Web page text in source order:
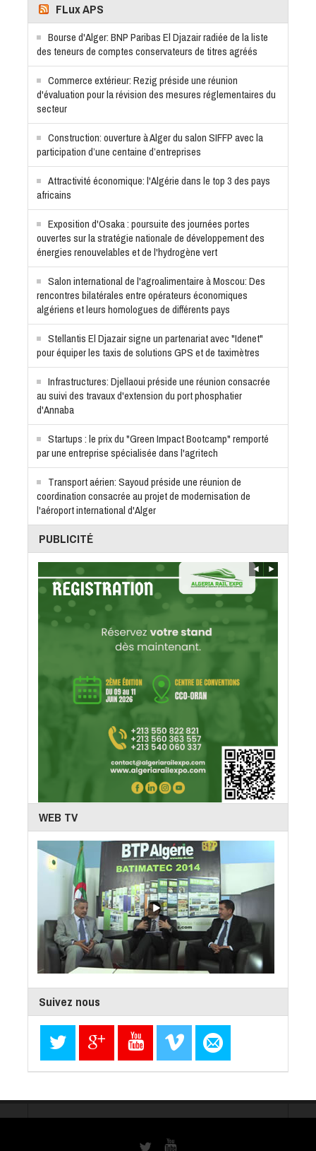
FLux APS
Bourse d'Alger: BNP Paribas El Djazair radiée de la liste
des teneurs de comptes conservateurs de titres agréés
Commerce extérieur: Rezig préside une réunion
d'évaluation pour la révision des mesures réglementaires du
secteur
Construction: ouverture à Alger du salon SIFFP avec la
participation d’une centaine d’entreprises
Attractivité économique: l'Algérie dans le top 3 des pays
africains
Exposition d'Osaka : poursuite des journées portes
ouvertes sur la stratégie nationale de développement des
énergies renouvelables et de l'hydrogène vert
Salon international de l'agroalimentaire à Moscou: Des
rencontres bilatérales entre opérateurs économiques
algériens et leurs homologues de différents pays
Stellantis El Djazair signe un partenariat avec "Idenet"
pour équiper les taxis de solutions GPS et de taximètres
Infrastructures: Djellaoui préside une réunion consacrée
au suivi des travaux d'extension du port phosphatier
d'Annaba
Startups : le prix du "Green Impact Bootcamp" remporté
par une entreprise spécialisée dans l'agritech
Transport aérien: Sayoud préside une réunion de
coordination consacrée au projet de modernisation de
l'aéroport international d'Alger
PUBLICITÉ
WEB TV
Suivez nous